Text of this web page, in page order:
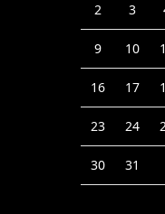
2 3
9 10
16 17
23 24
30 31